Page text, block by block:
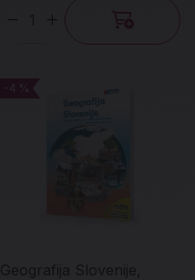
-4 %
Geografija Slovenije,
-4 %